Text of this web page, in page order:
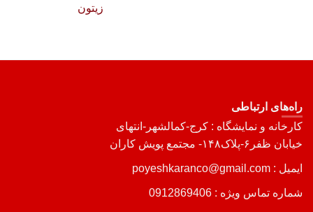
زیتون
راه‌های ارتباطی
کارخانه و نمایشگاه : کرج-کمالشهر-انتهای
خیابان ظفر۶-پلاک۱۴۸- مجتمع پویش کاران
ایمیل : poyeshkaranco@gmail.com
شماره تماس ویژه : 0912869406